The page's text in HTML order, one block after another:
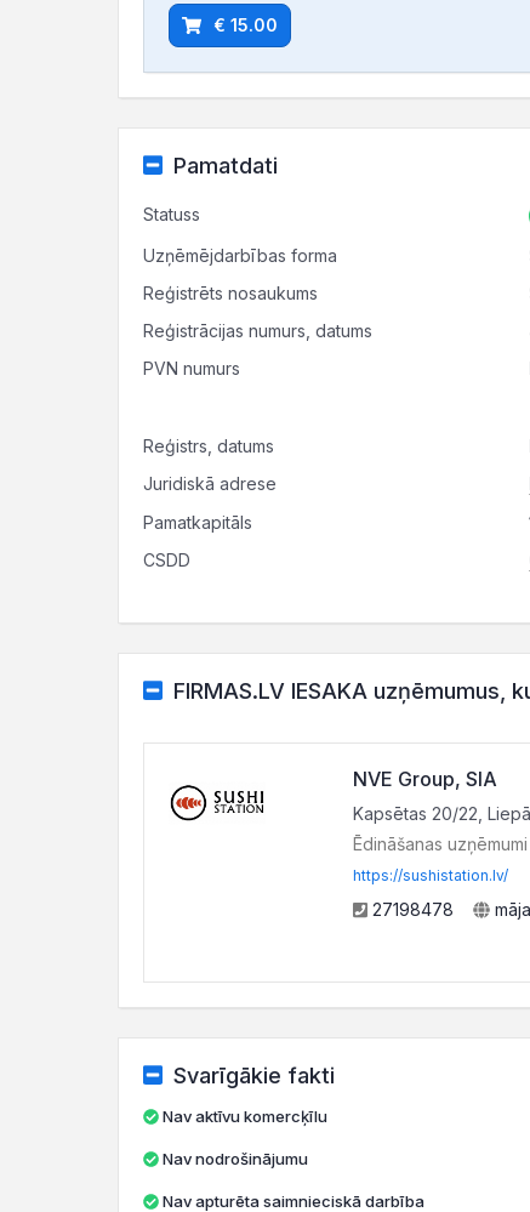
€ 15.00
Pamatdati
Statuss
Uzņēmējdarbības forma
Reģistrēts nosaukums
Reģistrācijas numurs, datums
PVN numurs
Reģistrs, datums
Juridiskā adrese
Pamatkapitāls
CSDD
FIRMAS.LV IESAKA
NVE Group, SIA
Kapsētas 20/22,
Ēdināšanas uzņēmumi
https://sushistation.lv/
27198478
Svarīgākie fakti
Nav aktīvu komercķīlu
Nav nodrošinājumu
Nav apturēta saimnieciskā darbība